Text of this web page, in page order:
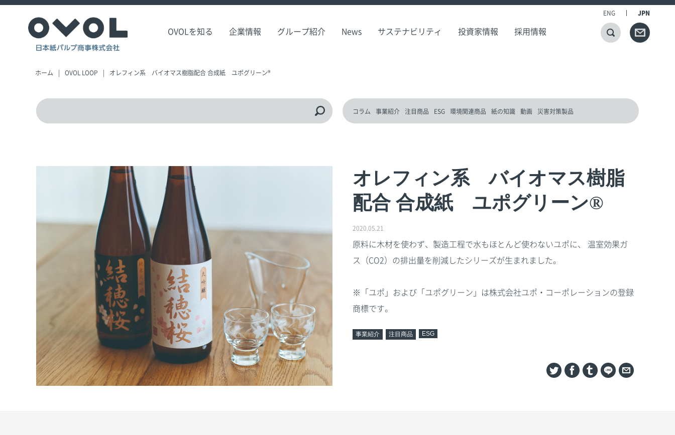
OVOLを知る 企業情報 グループ紹介 News サステナビリティ 投資家情報 採用情報
ENG JPN
ホーム OVOL LOOP オレフィン系 バイオマス樹脂配合 合成紙 ユポグリーン®
コラム 事業紹介 注目商品 ESG 環境関連商品 紙の知識 動画 災害対策製品
オレフィン系 バイオマス樹脂
配合 合成紙 ユポグリーン®
2020.05.21
原料に木材を使わず、製造工程で水もほとんど使わないユポに、 温室効果ガ
ス（CO2）の排出量を削減したシリーズが生まれました。
※「ユポ」および「ユポグリーン」は株式会社ユポ・コーポレーションの登録
商標です。
事業紹介 注目商品 ESG